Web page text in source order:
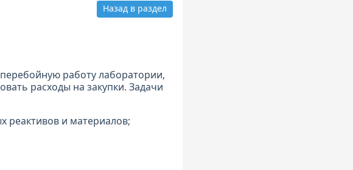
Назад в раздел
работу лаборатории,
расходы на закупки. Задачи
реактивов и материалов;